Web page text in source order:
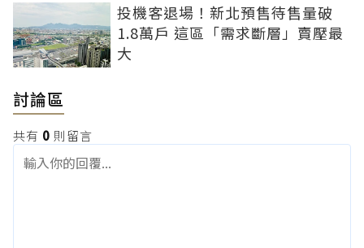
投機客退場！新北預售待售量破
1.8萬戶 這區「需求斷層」賣壓最
大
討論區
共有 0 則留言